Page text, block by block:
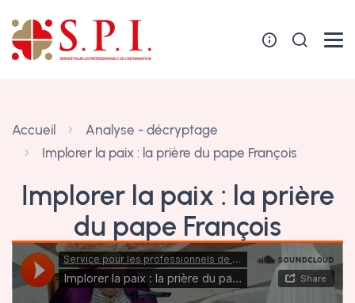
Accueil
Analyse - décryptage
Implorer la paix : la prière du pape François
Implorer la paix : la prière
du pape François
28 mars 2022